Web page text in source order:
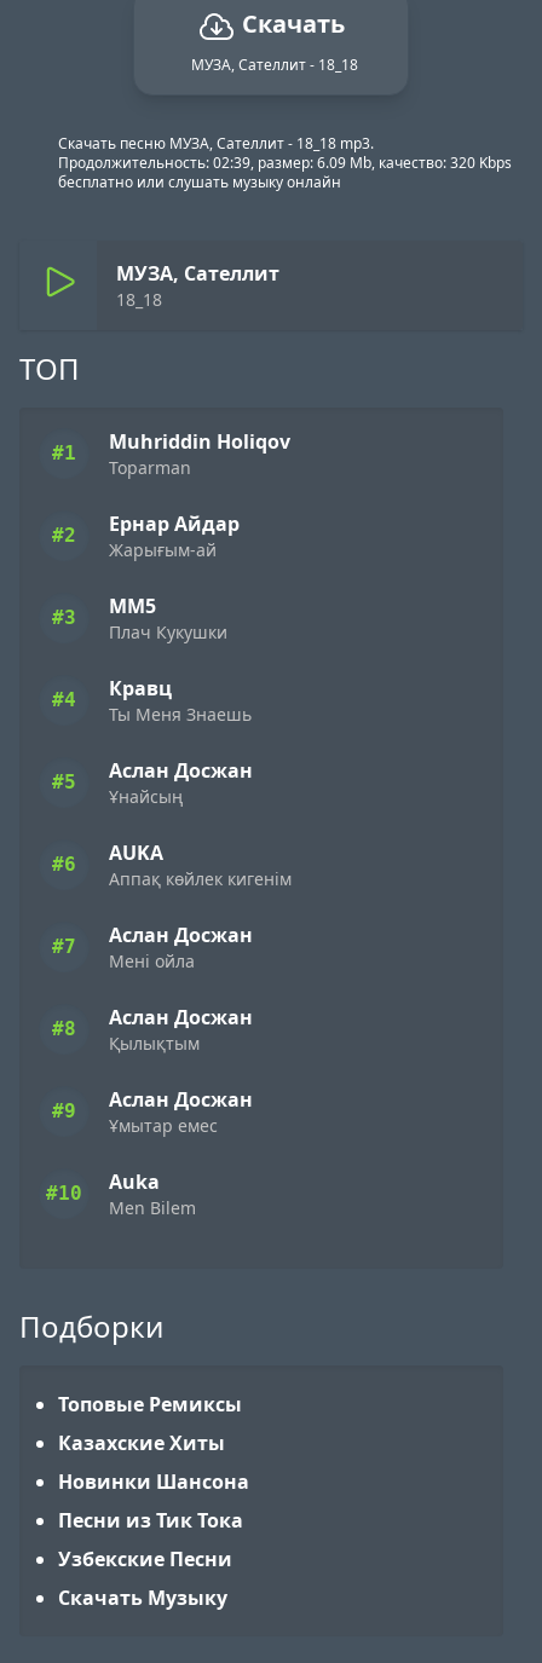
ТОП
#1 Muhriddin Holiqov
Toparman
#2 Ернар Айдар
Жарығым-ай
#3 ММ5
Плач Кукушки
#4 Кравц
Ты Меня Знаешь
#5 Аслан Досжан
Ұнайсың
#6 AUKA
Аппақ көйлек кигенім
#7 Аслан Досжан
Мені ойла
#8 Аслан Досжан
Қылықтым
#9 Аслан Досжан
Ұмытар емес
#10 Auka
Men Bilem
Подборки
Топовые Ремиксы
Казахские Хиты
Новинки Шансона
Песни из Тик Тока
Узбекские Песни
Скачать Музыку
Скачать
МУЗА, Сателлит - 18_18
Скачать песню МУЗА, Сателлит - 18_18 mp3.
Продолжительность: 02:39, размер: 6.09 Mb, качество: 320 Kbps
бесплатно или слушать музыку онлайн
МУЗА, Сателлит
18_18